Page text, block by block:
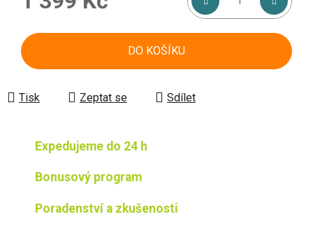
DO KOŠÍKU
Tisk Zeptat se Sdílet
Expedujeme do 24 h
Bonusový program
Poradenství a zkušenosti